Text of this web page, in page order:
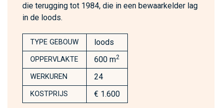
die terugging tot 1984, die in een bewaarkelder lag
in de loods.
TYPE GEBOUW loods
OPPERVLAKTE 600 m2
WERKUREN 24
KOSTPRIJS € 1.600